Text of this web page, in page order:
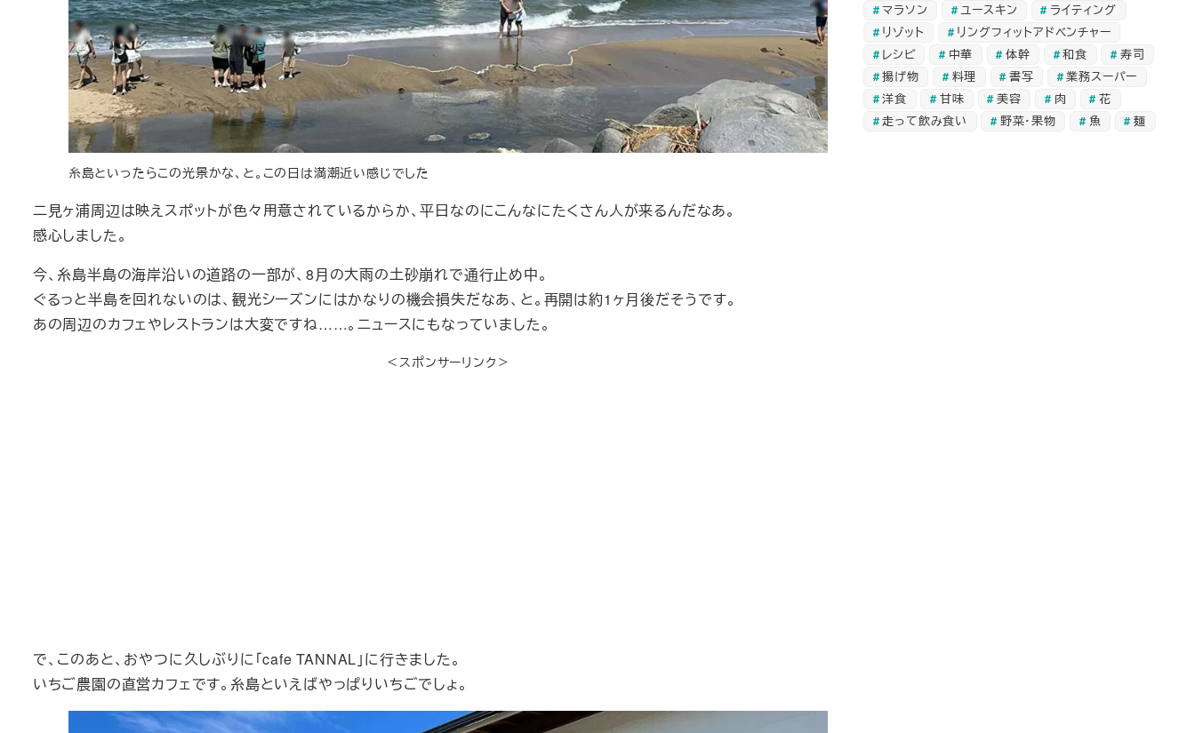
糸島といったらこの光景かな、と。この日は満潮近い感じでした
二見ヶ浦周辺は映えスポットが色々用意されているからか、平日なのにこんなにたくさん人が来るんだなあ。
感心しました。
今、糸島半島の海岸沿いの道路の一部が、8月の大雨の土砂崩れで通行止め中。
ぐるっと半島を回れないのは、観光シーズンにはかなりの機会損失だなあ、と。再開は約1ヶ月後だそうです。
あの周辺のカフェやレストランは大変ですね……。ニュースにもなっていました。
＜スポンサーリンク＞
で、このあと、おやつに久しぶりに「cafe TANNAL」に行きました。
いちご農園の直営カフェです。糸島といえばやっぱりいちごでしょ。
マラソン
ユースキン
ライティング
リゾット
リングフィットアドベンチャー
レシピ
中華 体幹 和食
寿司
揚げ物
料理 書写
業務スーパー
洋食
甘味 美容 肉
花
走って飲み食い
野菜・果物 魚 麺